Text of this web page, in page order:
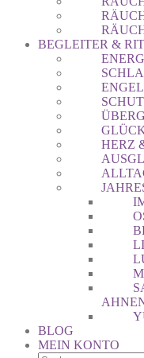
BEGLEITER &
ENGEL
HERZ
BLOG
MEIN KONTO